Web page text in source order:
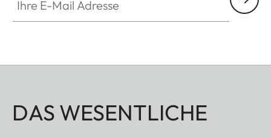
DAS WESENTLICHE